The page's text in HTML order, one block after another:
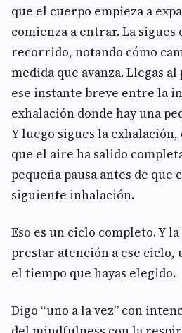
que el cuerpo empieza a
comienza a entrar. La
recorrido, notando cómo
medida que avanza. Llegas
ese instante breve entre la
exhalación donde hay una
Y luego sigues la
que el aire ha salido
pequeña pausa antes de que
siguiente inhalación.
Eso es un ciclo completo. Y
prestar atención a ese ciclo,
el tiempo que hayas elegido.
Digo “uno a la vez” con